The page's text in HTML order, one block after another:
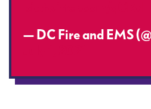
— DC Fire and EMS